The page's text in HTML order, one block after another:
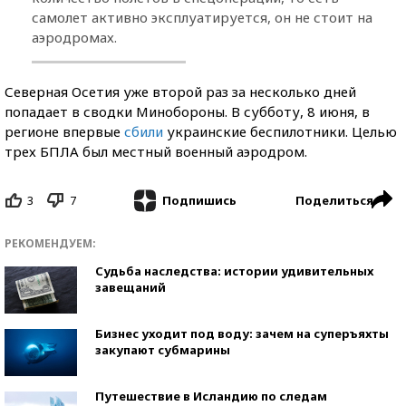
самолет активно эксплуатируется, он не стоит на
аэродромах.
Северная Осетия уже второй раз за несколько дней
попадает в сводки Минобороны. В субботу, 8 июня, в
регионе впервые сбили украинские беспилотники. Целью
трех БПЛА был местный военный аэродром.
3 7 Подпишись Поделиться
РЕКОМЕНДУЕМ:
Судьба наследства: истории удивительных
завещаний
Бизнес уходит под воду: зачем на суперъяхты
закупают субмарины
Путешествие в Исландию по следам